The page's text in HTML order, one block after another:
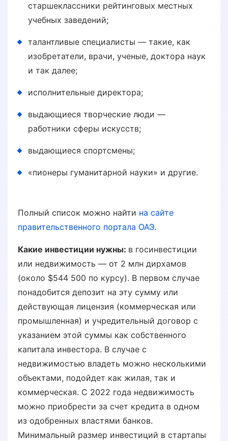
старшеклассники рейтинговых местных
учебных заведений;
талантливые специалисты — такие, как
изобретатели, врачи, ученые, доктора наук
и так далее;
исполнительные директора;
выдающиеся творческие люди —
работники сферы искусств;
выдающиеся спортсмены;
«пионеры гуманитарной науки» и другие.
Полный список можно найти на сайте
правительственного портала ОАЭ.
Какие инвестиции нужны: в госинвестиции
или недвижимость — от 2 млн дирхамов
(около $544 500 по курсу). В первом случае
понадобится депозит на эту сумму или
действующая лицензия (коммерческая или
промышленная) и учредительный договор с
указанием этой суммы как собственного
капитала инвестора. В случае с
недвижимостью владеть можно несколькими
объектами, подойдет как жилая, так и
коммерческая. С 2022 года недвижимость
можно приобрести за счет кредита в одном
из одобренных властями банков.
Минимальный размер инвестиций в стартапы